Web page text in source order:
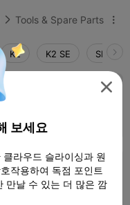
 Tools & Spare Parts 
K2 K2 SE
– 0.2mm layer, 3
5.0
15% infill
5 플레이트

보세요
라우드 슬라이싱과 원
작용하여 독점 포인트
만날 수 있는 더 많은 깜